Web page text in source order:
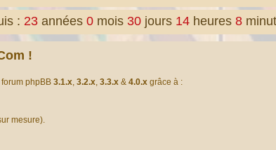
: 23 années 0 mois 30 jours 14 heures 8
!
phpBB 3.1.x, 3.2.x, 3.3.x & 4.0.x grâce à :
mesure).